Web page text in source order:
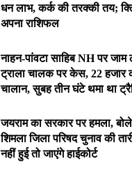
धन लाभ, कर्क की तरक्की तय;
अपना राशिफल
नाहन-पांवटा साहिब NH पर जाम
ट्राला चालक पर केस, 22 हजार
चालान, सुबह तीन घंटे थमा था
जयराम का सरकार पर हमला,
शिमला जिला परिषद चुनाव की
नहीं हुई तो जाएंगे हाईकोर्ट